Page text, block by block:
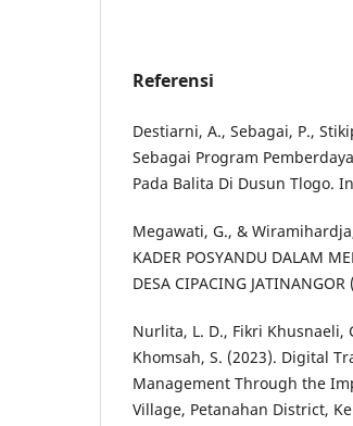
Referensi
Destiarni, A., Sebagai, P.,
Sebagai Program
Pada Balita Di Dusun Tlogo.
Megawati, G., & Wiramihardja,
KADER POSYANDU DALAM
DESA CIPACING
Nurlita, L. D., Fikri Khusnaeli,
Khomsah, S. (2023). Digital
Management Through the
Village, Petanahan District,